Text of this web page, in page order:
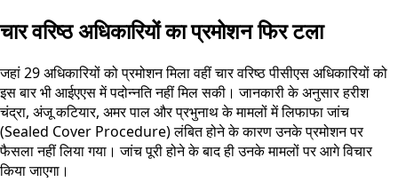
चार वरिष्ठ अधिकारियों का प्रमोशन फिर टला
जहां 29 अधिकारियों को प्रमोशन मिला वहीं चार वरिष्ठ पीसीएस अधिकारियों को
इस बार भी आईएएस में पदोन्नति नहीं मिल सकी। जानकारी के अनुसार हरीश
चंद्रा, अंजू कटियार, अमर पाल और प्रभुनाथ के मामलों में लिफाफा जांच
(Sealed Cover Procedure) लंबित होने के कारण उनके प्रमोशन पर
फैसला नहीं लिया गया। जांच पूरी होने के बाद ही उनके मामलों पर आगे विचार
किया जाएगा।